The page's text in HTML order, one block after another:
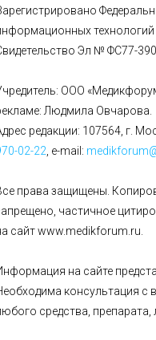
Эл № ФС77-
ООО
Людмила Овчарова.
редакции: 107564, г.
02-22 , e-mail:
права защищены.
частичное
сайт www.medikforum.ru.
на сайте
консультация
средства, препарата,